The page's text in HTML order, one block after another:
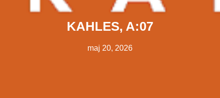
KAHLES, A:07
maj 20, 2026